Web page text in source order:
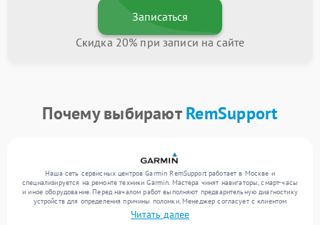
Записаться
Скидка 20% при записи на сайте
Почему выбираютRemSupport
Наша сеть сервисных центров Garmin RemSupport работает в Москве и
специализируется на ремонте техники Garmin. Мастера чинят навигаторы, смарт-часы
и иное оборудование. Перед началом работ выполняют предварительную диагностику
устройств для определения причины поломки. Менеджер согласует с клиентом
перечень необходимых работ и их стоимость. Только после этого инженеры
выполняют ремонт с заменой деталей по необходимости. После работ их качество
Читать далее